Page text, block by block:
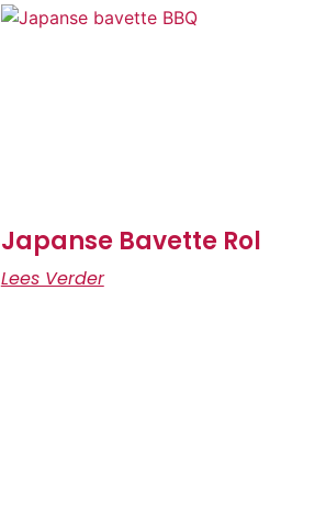
Japanse Bavette Rol
Lees Verder